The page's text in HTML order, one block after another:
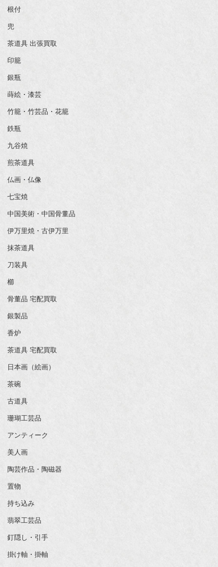
根付
兜
茶道具 出張買取
印籠
銀瓶
蒔絵・漆芸
竹籠・竹芸品・花籠
鉄瓶
九谷焼
煎茶道具
仏画・仏像
七宝焼
中国美術・中国骨董品
伊万里焼・古伊万里
抹茶道具
刀装具
櫛
骨董品 宅配買取
銀製品
香炉
茶道具 宅配買取
日本画（絵画）
茶碗
古道具
珊瑚工芸品
アンティーク
美人画
陶芸作品・陶磁器
置物
持ち込み
翡翠工芸品
釘隠し・引手
掛け軸・掛軸